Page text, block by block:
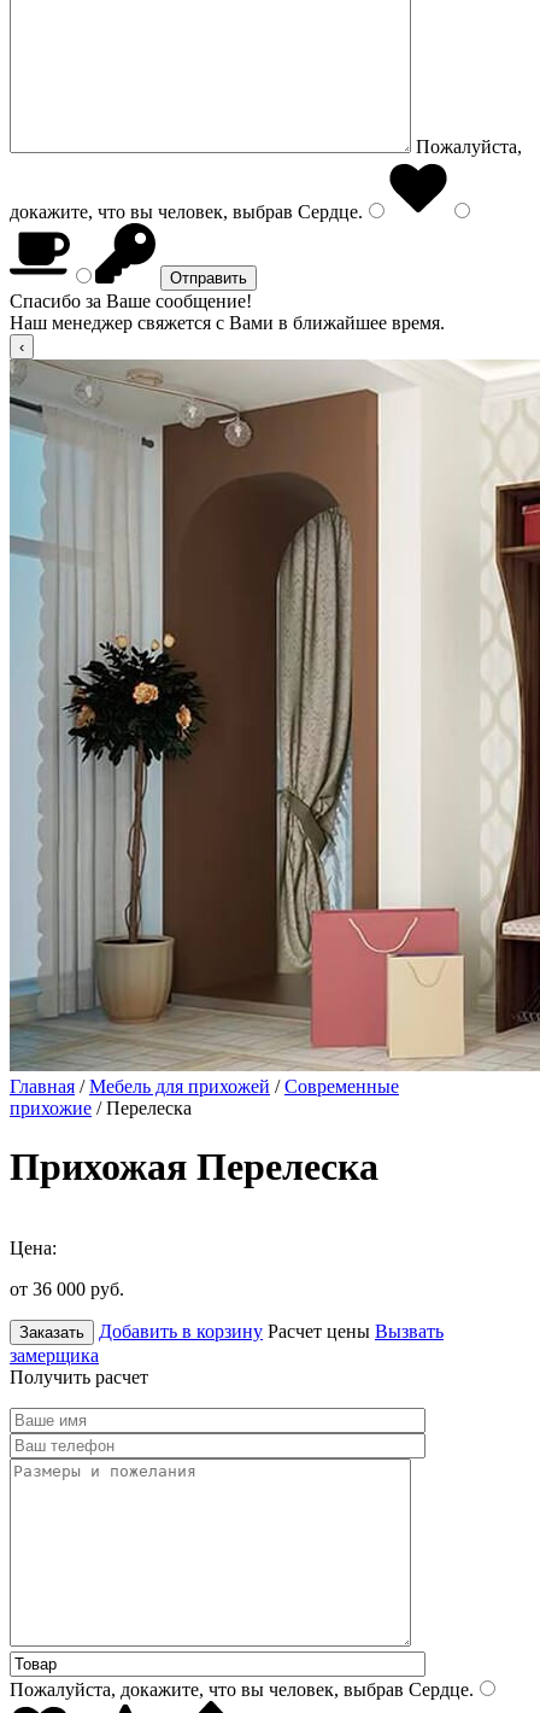
Пожалуйста,
докажите, что вы человек, выбрав Сердце.
Спасибо за Ваше сообщение!
Наш менеджер свяжется с Вами в ближайшее время.
Главная /Мебель для прихожей /Современные
прихожие / Перелеска
Прихожая Перелеска
Цена:
от 36 000 руб.
Заказать Добавить в корзину Расчет цены Вызвать
замерщика
Получить расчет
Пожалуйста, докажите, что вы человек, выбрав Сердце.